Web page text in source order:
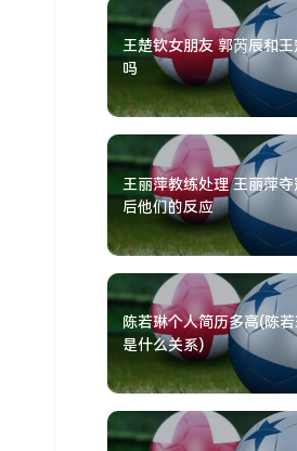
王楚钦女朋友 郭芮辰和
吗
王丽萍教练处理 王丽萍
后他们的反应
陈若琳个人简历多高(陈
是什么关系)